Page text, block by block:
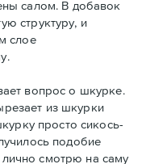
салом. В добавок
структуру, и
слое
вопрос о шкурке.
из шкурки
просто сикось-
подобие
лично смотрю на саму